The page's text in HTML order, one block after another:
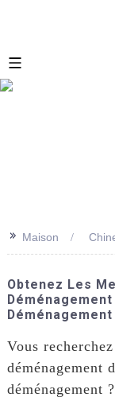
>> Maison
Obtenez Les
Déménagement
Vous
déménagement
déménagement